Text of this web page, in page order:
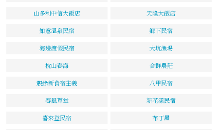
山多利中信大飯店 天隆大飯店
如意溫泉民宿 鄉下民宿
海邊渡假民宿 大坑漁場
枕山春海 合群農莊
靚綠新食宿主義 八甲民宿
春風草堂 新花漾民宿
喜來登民宿 布丁屋